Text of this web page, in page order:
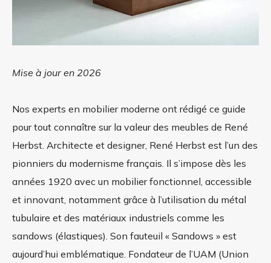
Mise à jour en 2026
Nos experts en mobilier moderne ont rédigé ce guide
pour tout connaître sur la valeur des meubles de René
Herbst. Architecte et designer, René Herbst est l’un des
pionniers du modernisme français. Il s’impose dès les
années 1920 avec un mobilier fonctionnel, accessible
et innovant, notamment grâce à l’utilisation du métal
tubulaire et des matériaux industriels comme les
sandows (élastiques). Son fauteuil « Sandows » est
aujourd’hui emblématique. Fondateur de l’UAM (Union